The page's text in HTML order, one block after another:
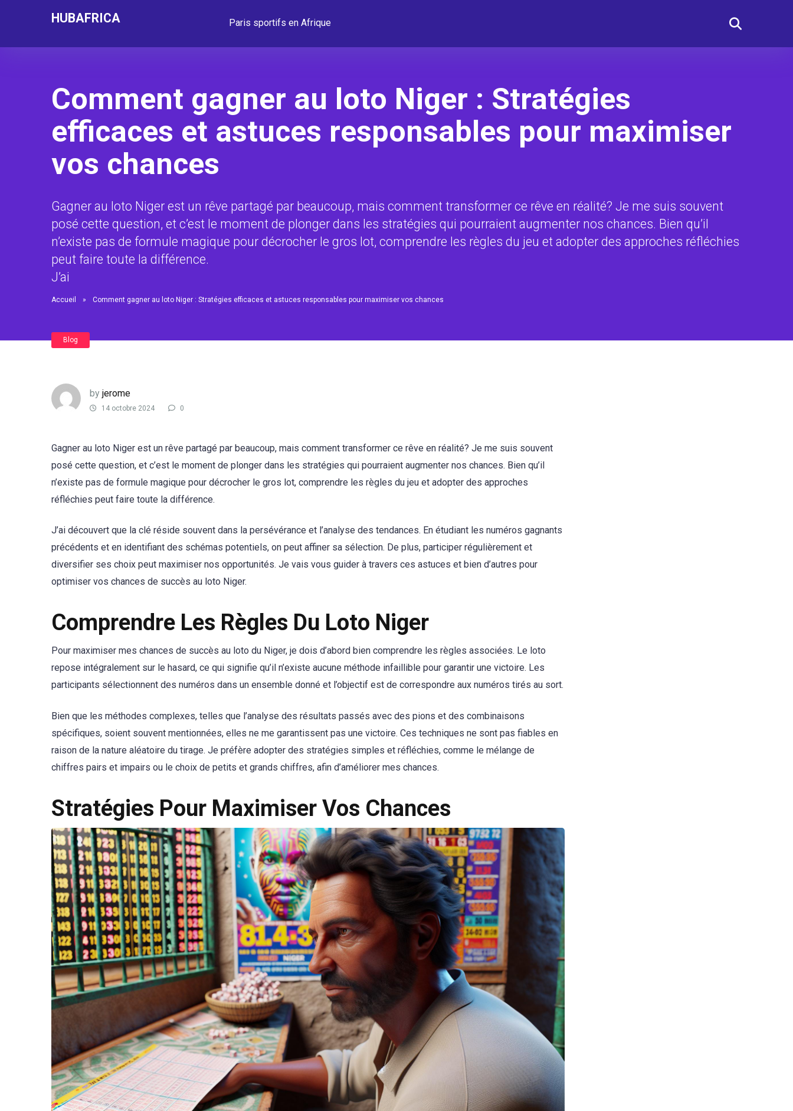
HUBAFRICA Paris sportifs en Afrique
Comment gagner au loto Niger : Stratégies
efficaces et astuces responsables pour maximiser
vos chances
Gagner au loto Niger est un rêve partagé par beaucoup, mais comment transformer ce rêve en réalité? Je me suis souvent
posé cette question, et c’est le moment de plonger dans les stratégies qui pourraient augmenter nos chances. Bien qu’il
n’existe pas de formule magique pour décrocher le gros lot, comprendre les règles du jeu et adopter des approches réfléchies
peut faire toute la différence.
J’ai
Accueil » Comment gagner au loto Niger : Stratégies efficaces et astuces responsables pour maximiser vos chances
Blog
by jerome
14 octobre 2024 0
Gagner au loto Niger est un rêve partagé par beaucoup, mais comment transformer ce rêve en réalité? Je me suis souvent
posé cette question, et c’est le moment de plonger dans les stratégies qui pourraient augmenter nos chances. Bien qu’il
n’existe pas de formule magique pour décrocher le gros lot, comprendre les règles du jeu et adopter des approches
réfléchies peut faire toute la différence.
J’ai découvert que la clé réside souvent dans la persévérance et l’analyse des tendances. En étudiant les numéros gagnants
précédents et en identifiant des schémas potentiels, on peut affiner sa sélection. De plus, participer régulièrement et
diversifier ses choix peut maximiser nos opportunités. Je vais vous guider à travers ces astuces et bien d’autres pour
optimiser vos chances de succès au loto Niger.
Comprendre Les Règles Du Loto Niger
Pour maximiser mes chances de succès au loto du Niger, je dois d’abord bien comprendre les règles associées. Le loto
repose intégralement sur le hasard, ce qui signifie qu’il n’existe aucune méthode infaillible pour garantir une victoire. Les
participants sélectionnent des numéros dans un ensemble donné et l’objectif est de correspondre aux numéros tirés au sort.
Bien que les méthodes complexes, telles que l’analyse des résultats passés avec des pions et des combinaisons
spécifiques, soient souvent mentionnées, elles ne me garantissent pas une victoire. Ces techniques ne sont pas fiables en
raison de la nature aléatoire du tirage. Je préfère adopter des stratégies simples et réfléchies, comme le mélange de
chiffres pairs et impairs ou le choix de petits et grands chiffres, afin d’améliorer mes chances.
Stratégies Pour Maximiser Vos Chances